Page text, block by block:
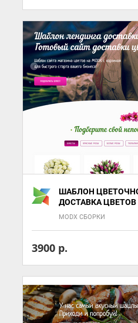
ШАБЛОН
ДОСТАВКА ЦВЕТОВ
MODX СБОРКИ
3900 р.